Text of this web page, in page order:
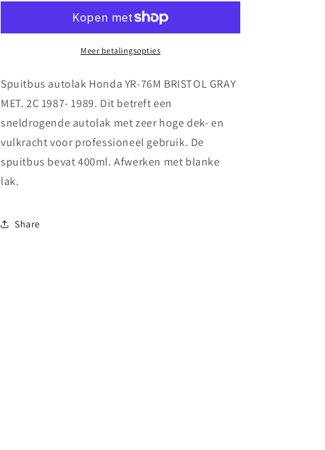
76M
MET.
1987-
1989
YR-
76M
BRISTOL
MET.
1987-
1989
Meer betalingsopties
Spuitbus autolak Honda YR-76M BRISTOL GRAY
MET. 2C 1987- 1989. Dit betreft een
sneldrogende autolak met zeer hoge dek- en
vulkracht voor professioneel gebruik. De
spuitbus bevat 400ml. Afwerken met blanke
lak.
Share